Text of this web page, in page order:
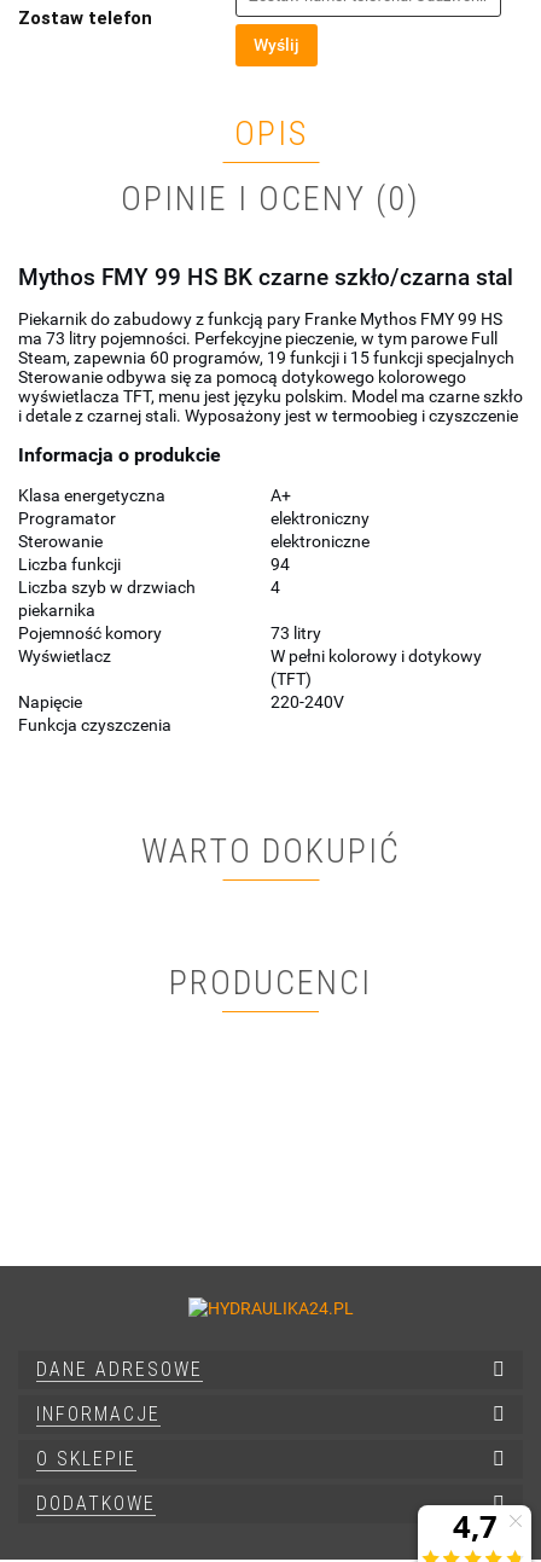
Zostaw telefon
Wyślij
OPIS
OPINIE I OCENY (0)
Mythos FMY 99 HS BK czarne szkło/czarna stal
Piekarnik do zabudowy z funkcją pary Franke Mythos FMY 99 HS
ma 73 litry pojemności. Perfekcyjne pieczenie, w tym parowe Full
Steam, zapewnia 60 programów, 19 funkcji i 15 funkcji specjalnych
Sterowanie odbywa się za pomocą dotykowego kolorowego
wyświetlacza TFT, menu jest języku polskim. Model ma czarne szkło
i detale z czarnej stali. Wyposażony jest w termoobieg i czyszczenie
Informacja o produkcie
Klasa energetyczna
A+
Programator
elektroniczny
Sterowanie
elektroniczne
Liczba funkcji
94
Liczba szyb w drzwiach
piekarnika
4
Pojemność komory
73 litry
Wyświetlacz
W pełni kolorowy i dotykowy
(TFT)
Napięcie
220-240V
Funkcja czyszczenia
WARTO DOKUPIĆ
PRODUCENCI
DANE ADRESOWE
INFORMACJE
O SKLEPIE
DODATKOWE